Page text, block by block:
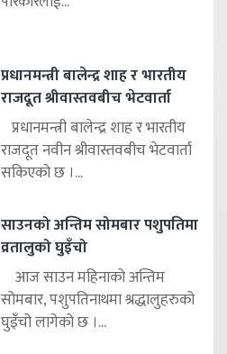
प्रधानमन्त्री बालेन्द्र शाह र भारतीय
राजदूत श्रीवास्तवबीच भेटवार्ता
प्रधानमन्त्री बालेन्द्र शाह र भारतीय
राजदूत नवीन श्रीवास्तवबीच भेटवार्ता
सकिएको छ ।...
साउनको अन्तिम सोमबार पशुपतिमा
व्रतालुको घुइँचो
आज साउन महिनाको अन्तिम
सोमबार, पशुपतिनाथमा श्रद्धालुहरुको
घुइँचो लागेको छ ।...